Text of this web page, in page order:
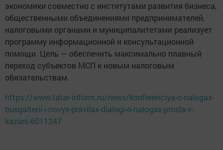
экономики совместно с институтами развития бизнеса,
общественными объединениями предпринимателей,
налоговыми органами и муниципалитетами реализует
программу информационной и консультационной
помощи. Цель — обеспечить максимально плавный
переход субъектов МСП к новым налоговым
обязательствам.
https://www.tatar-inform.ru/news/konferenciya-o-nalogax-
buxgalterii-i-novyx-pravilax-dialogi-o-nalogax-prosla-v-
kazani-6011247